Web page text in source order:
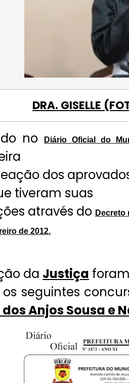
DRA. GISELLE
no Diário Oficial do
dos
tiveram suas
através do Decreto
de 2012.
da Justiça foram
seguintes
dos Anjos Sousa e